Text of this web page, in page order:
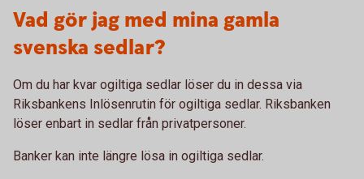
Vad gör jag med mina gamla
svenska sedlar?
Om du har kvar ogiltiga sedlar löser du in dessa via
Riksbankens Inlösenrutin för ogiltiga sedlar. Riksbanken
löser enbart in sedlar från privatpersoner.
Banker kan inte längre lösa in ogiltiga sedlar.